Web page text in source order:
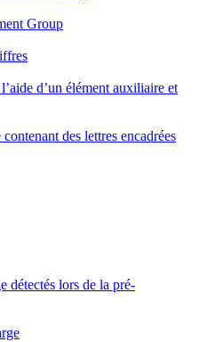
Group
d’un élément auxiliaire et
des lettres encadrées
détectés lors de la pré-